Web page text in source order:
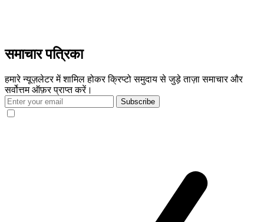
समाचार पत्रिका
हमारे न्यूज़लेटर में शामिल होकर क्रिप्टो समुदाय से जुड़े ताज़ा समाचार और
सर्वोत्तम ऑफ़र प्राप्त करें।
Subscribe